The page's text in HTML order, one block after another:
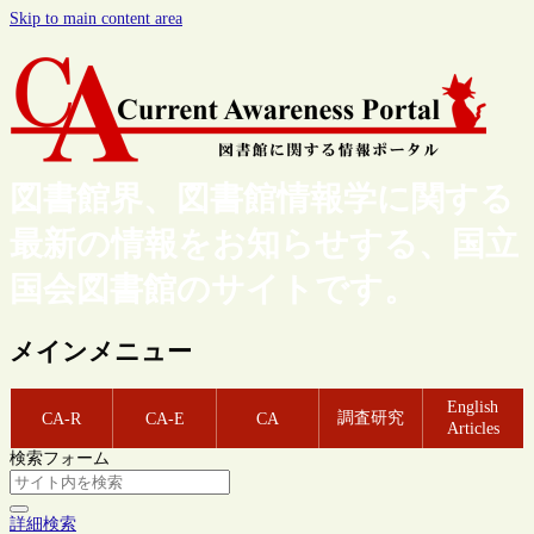
Skip to main content area
図書館界、図書館情報学に関する
最新の情報をお知らせする、国立
国会図書館のサイトです。
メインメニュー
CA-R CA-E CA 調査研究
English
Articles
検索フォーム
詳細検索